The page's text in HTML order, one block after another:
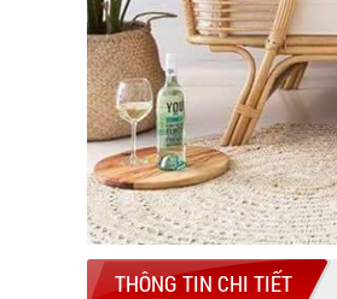
THÔNG TIN CHI TIẾT